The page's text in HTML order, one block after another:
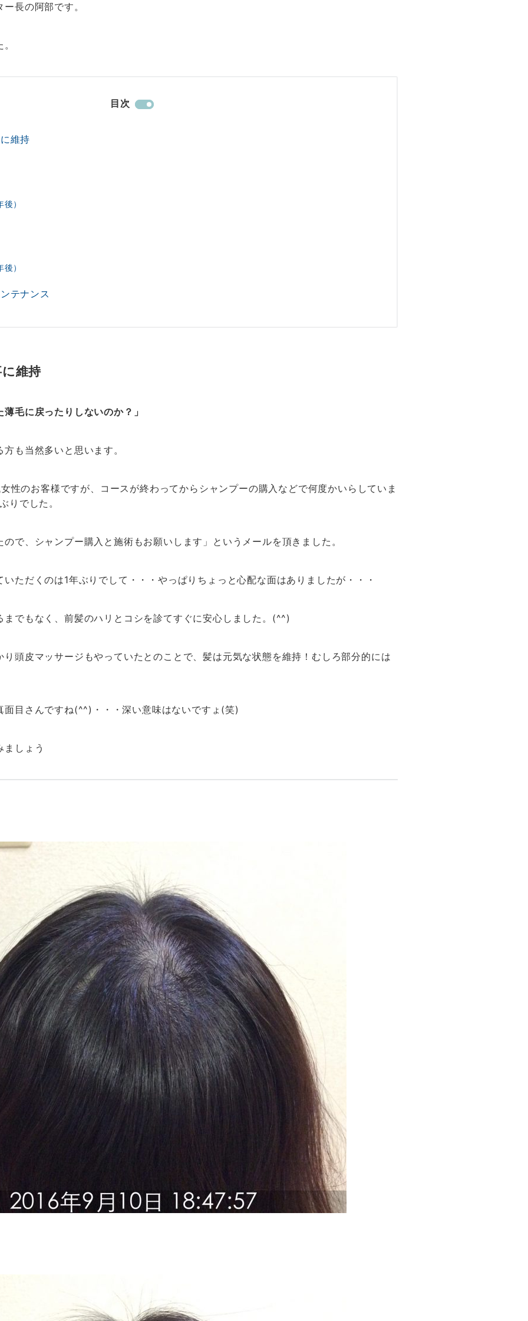
長の阿部です。
目次
維持
）
）
テナンス
維持
毛に戻ったりしないのか？」
も当然多いと思います。
性のお客様ですが、コースが終わってからシャンプーの購入などで何度かいらしていま
りでした。
で、シャンプー購入と施術もお願いします」というメールを頂きました。
ただくのは1年ぶりでして・・・やっぱりちょっと心配な面はありましたが・・・
でもなく、前髪のハリとコシを診てすぐに安心しました。(^^)
頭皮マッサージもやっていたとのことで、髪は元気な状態を維持！むしろ部分的には
面目さんですね(^^)・・・深い意味はないですょ(笑)
ましょう